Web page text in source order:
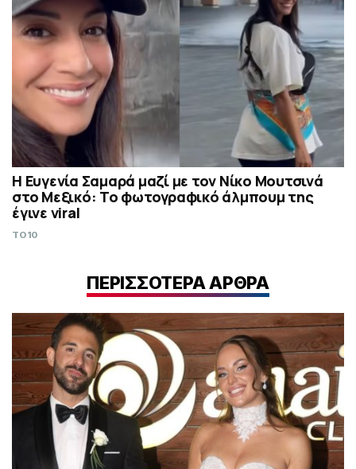
Η Ευγενία Σαμαρά μαζί με τον Νίκο Μουτσινά
στο Μεξικό: Το φωτογραφικό άλμπουμ της
έγινε viral
TO10
ΠΕΡΙΣΣΟΤΕΡΑ ΑΡΘΡΑ